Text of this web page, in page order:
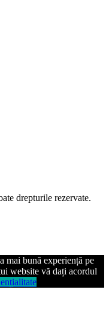
drepturile rezervate.
mai bună experiență pe
website vă dați acordul